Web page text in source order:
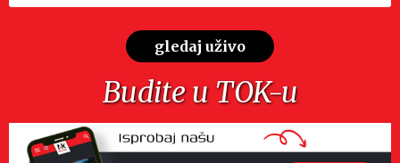
gledaj uživo
Budite u TOK-u